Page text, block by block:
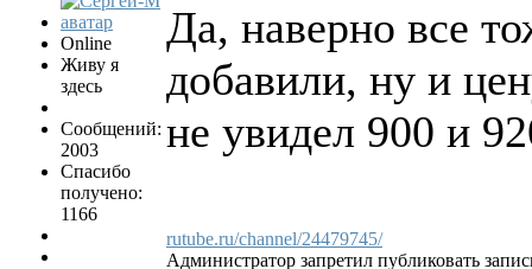
Online
Живу я
здесь
Сообщений:
2003
Спасибо
получено:
1166
Да, наверно все
добавили, ну и
не увидел 900 и
rutube.ru/channel/24479745/
Администратор запретил публиковать